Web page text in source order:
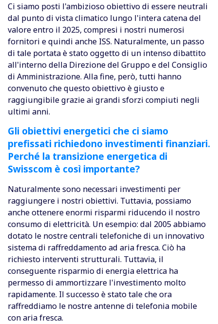
Ci siamo posti l'ambizioso obiettivo di essere neutrali
dal punto di vista climatico lungo l'intera catena del
valore entro il 2025, compresi i nostri numerosi
fornitori e quindi anche ISS. Naturalmente, un passo
di tale portata è stato oggetto di un intenso dibattito
all'interno della Direzione del Gruppo e del Consiglio
di Amministrazione. Alla fine, però, tutti hanno
convenuto che questo obiettivo è giusto e
raggiungibile grazie ai grandi sforzi compiuti negli
ultimi anni.
Gli obiettivi energetici che ci siamo
prefissati richiedono investimenti finanziari.
Perché la transizione energetica di
Swisscom è così importante?
Naturalmente sono necessari investimenti per
raggiungere i nostri obiettivi. Tuttavia, possiamo
anche ottenere enormi risparmi riducendo il nostro
consumo di elettricità. Un esempio: dal 2005 abbiamo
dotato le nostre centrali telefoniche di un innovativo
sistema di raffreddamento ad aria fresca. Ciò ha
richiesto interventi strutturali. Tuttavia, il
conseguente risparmio di energia elettrica ha
permesso di ammortizzare l'investimento molto
rapidamente. Il successo è stato tale che ora
raffreddiamo le nostre antenne di telefonia mobile
con aria fresca.